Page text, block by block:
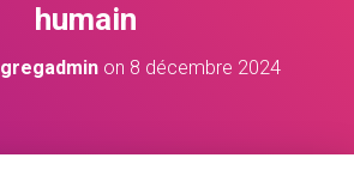
humain
gregadmin on 8 décembre 2024